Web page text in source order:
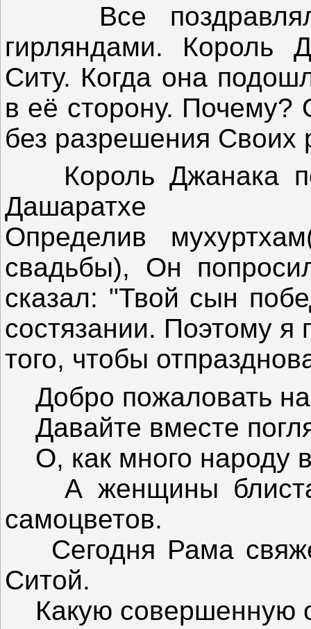
Все
гирляндами. Король
Ситу. Когда она
в её сторону. Почему?
без разрешения Своих
Король Джанака
Определив
свадьбы), Он
сказал: "Твой сын
состязании. Поэтому я
того, чтобы
Добро пожаловать
Давайте вместе
О, как много народу
А женщины
самоцветов.
Сегодня Рама
Ситой.
Какую совершенную